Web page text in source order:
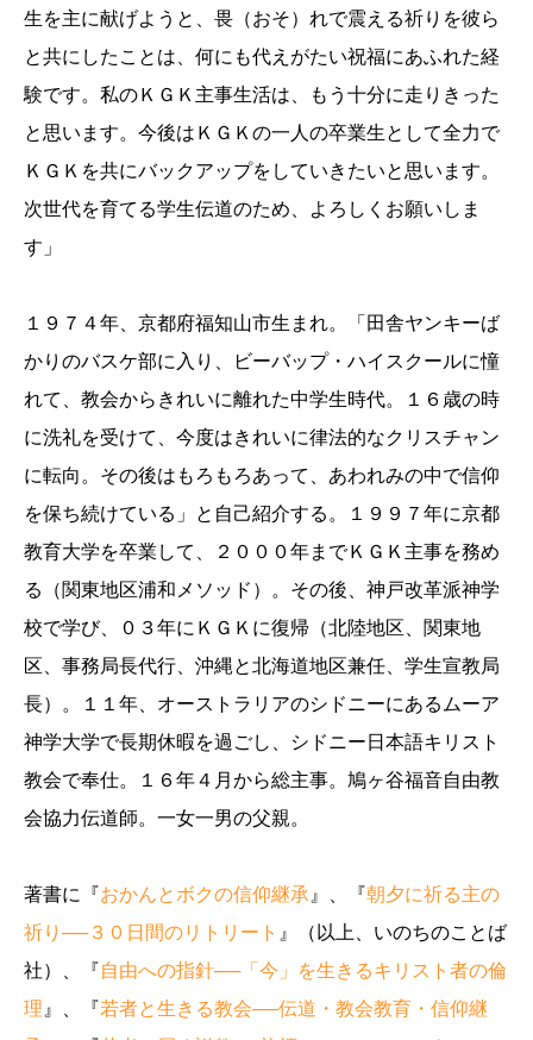
生を主に献げようと、畏（おそ）れで震える祈りを彼ら
と共にしたことは、何にも代えがたい祝福にあふれた経
験です。私のＫＧＫ主事生活は、もう十分に走りきった
と思います。今後はＫＧＫの一人の卒業生として全力で
ＫＧＫを共にバックアップをしていきたいと思います。
次世代を育てる学生伝道のため、よろしくお願いしま
す」
１９７４年、京都府福知山市生まれ。「田舎ヤンキーば
かりのバスケ部に入り、ビーバップ・ハイスクールに憧
れて、教会からきれいに離れた中学生時代。１６歳の時
に洗礼を受けて、今度はきれいに律法的なクリスチャン
に転向。その後はもろもろあって、あわれみの中で信仰
を保ち続けている」と自己紹介する。１９９７年に京都
教育大学を卒業して、２０００年までＫＧＫ主事を務め
る（関東地区浦和メソッド）。その後、神戸改革派神学
校で学び、０３年にＫＧＫに復帰（北陸地区、関東地
区、事務局長代行、沖縄と北海道地区兼任、学生宣教局
長）。１１年、オーストラリアのシドニーにあるムーア
神学大学で長期休暇を過ごし、シドニー日本語キリスト
教会で奉仕。１６年４月から総主事。鳩ヶ谷福音自由教
会協力伝道師。一女一男の父親。
著書に『おかんとボクの信仰継承 』、『朝夕に祈る主の
祈り──３０日間のリトリート 』（以上、いのちのことば
社）、『自由への指針──「今」を生きるキリスト者の倫
理 』、『若者と生きる教会──伝道・教会教育・信仰継